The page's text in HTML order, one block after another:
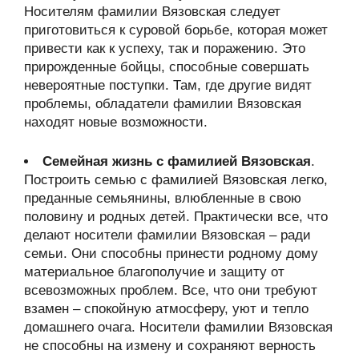
Носителям фамилии Вязовская следует
приготовиться к суровой борьбе, которая может
привести как к успеху, так и поражению. Это
прирожденные бойцы, способные совершать
невероятные поступки. Там, где другие видят
проблемы, обладатели фамилии Вязовская
находят новые возможности.
Семейная жизнь с фамилией Вязовская.
Построить семью с фамилией Вязовская легко,
преданные семьянины, влюбленные в свою
половину и родных детей. Практически все, что
делают носители фамилии Вязовская – ради
семьи. Они способны принести родному дому
материальное благополучие и защиту от
всевозможных проблем. Все, что они требуют
взамен – спокойную атмосферу, уют и тепло
домашнего очага. Носители фамилии Вязовская
не способны на измену и сохраняют верность